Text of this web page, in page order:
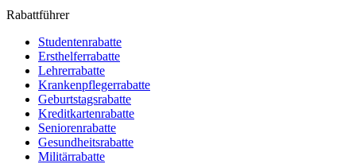
Rabattführer
Studentenrabatte
Ersthelferrabatte
Lehrerrabatte
Krankenpflegerrabatte
Geburtstagsrabatte
Kreditkartenrabatte
Seniorenrabatte
Gesundheitsrabatte
Militärrabatte